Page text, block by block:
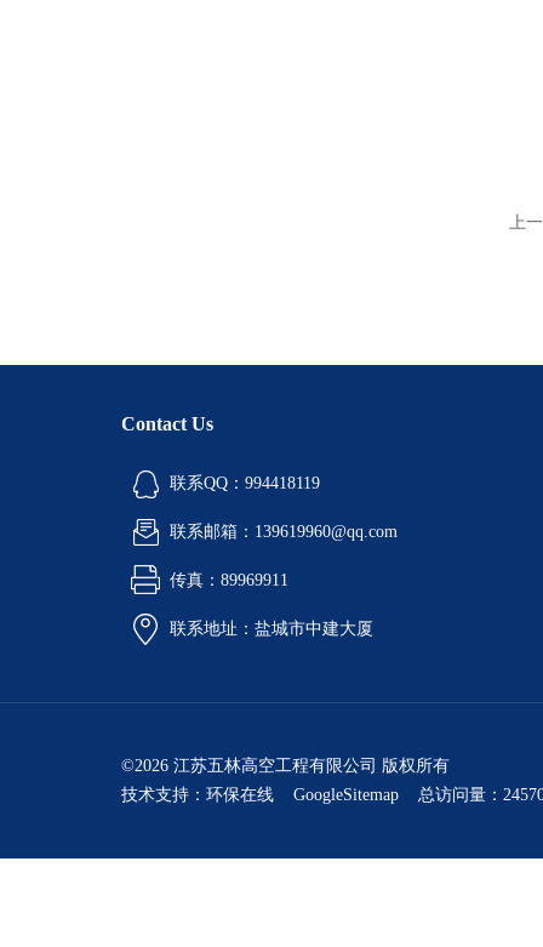
上
Contact Us
联系QQ：994418119
联系邮箱：139619960@qq.com
传真：89969911
联系地址：盐城市中建大厦
©2026 江苏五林高空工程有限公司 版权所有
技术支持： 环保在线 GoogleSitemap 总访问量：